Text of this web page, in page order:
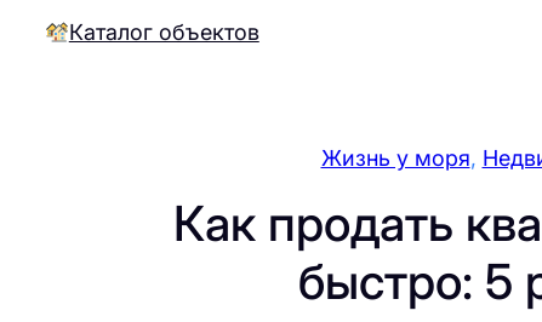
Каталог объектов
Жизнь у моря,
Как продать
быстро: 5